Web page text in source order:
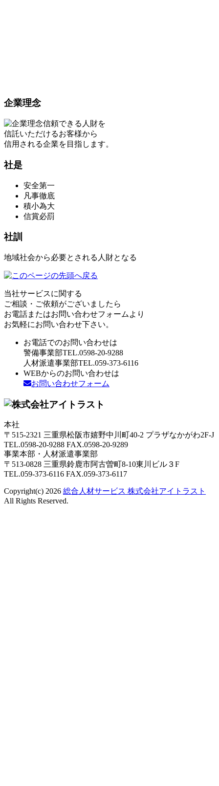
企業理念
信頼できる人財を
信託いただけるお客様から
信用される企業を目指します。
社是
安全第一
凡事徹底
積小為大
信賞必罰
社訓
地域社会から必要とされる人財となる
当社サービスに関する
ご相談・ご依頼がございましたら
お電話またはお問い合わせフォームより
お気軽にお問い合わせ下さい。
お電話でのお問い合わせは
警備事業部TEL.0598-20-9288
人材派遣事業部TEL.059-373-6116
WEBからのお問い合わせは
お問い合わせフォーム
本社
〒515-2321 三重県松阪市嬉野中川町40-2 プラザなかがわ2F-J
TEL.0598-20-9288 FAX.0598-20-9289
事業本部・人材派遣事業部
〒513-0828 三重県鈴鹿市阿古曽町8-10東川ビル３F
TEL.059-373-6116 FAX.059-373-6117
Copyright(c) 2026 総合人材サービス 株式会社アイトラスト
All Rights Reserved.